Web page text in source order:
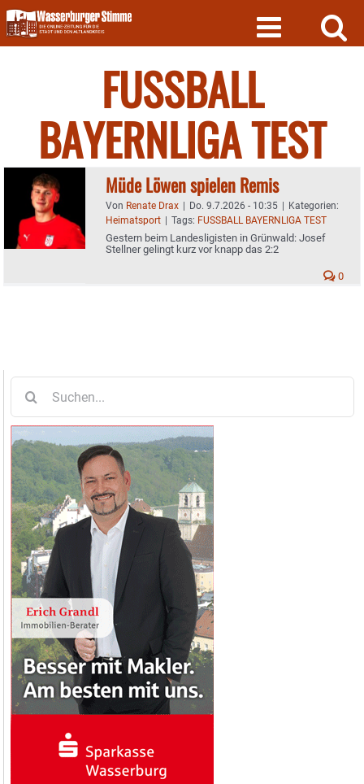
Skip
to
content
FUSSBALL
BAYERNLIGA TEST
Müde Löwen spielen Remis
Von Renate Drax | Do. 9.7.2026 - 10:35 | Kategorien:
Heimatsport | Tags: FUSSBALL BAYERNLIGA TEST
Gestern beim Landesligisten in Grünwald: Josef
Stellner gelingt kurz vor knapp das 2:2
0
nach: